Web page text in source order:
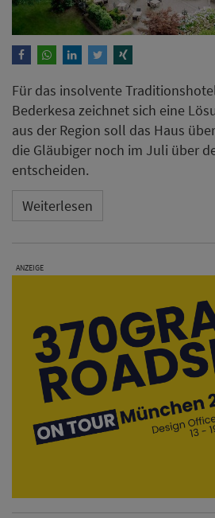
Für das insolvente
Bederkesa zeichnet sich eine
aus der Region soll das Haus
die Gläubiger noch im Juli über
entscheiden.
Weiterlesen
ANZEIGE